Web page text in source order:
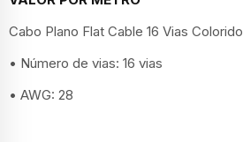
Cabo Plano Flat Cable 16 Vias
• Número de vias: 16 vias
• AWG: 28